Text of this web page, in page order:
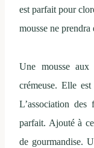
est parfait pour
mousse ne
Une mousse aux
crémeuse. Elle
L’association
parfait. Ajouté à
de gourmandise.